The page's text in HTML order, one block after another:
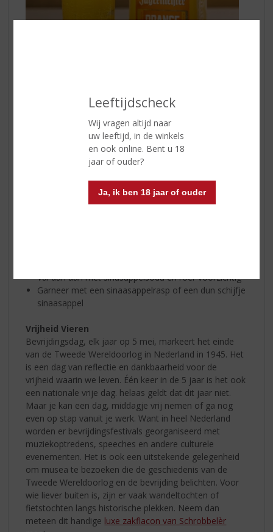
Leeftijdscheck
Wij vragen altijd naar
uw leeftijd, in de winkels
en ook online. Bent u 18
jaar of ouder?
Ja, ik ben 18 jaar of ouder
sinaasappelsoda! Een drankje dat altijd in de smaak valt.
Dit heb je nodig:
4 cl Jägermeister Orange
160 ml sinaasappelsoda
Vul dan aan met sinasappelsoda en roer voorzichtig
Garneer met een sinaasappelrasp of een dun schijfje
sinaasappel
Vrijheid Vieren
Bevrijdingsdag, elk jaar op 5 mei, markeert het einde
van de Tweede Wereldoorlog in Nederland in 1945. Het
is een dag van reflectie en dankbaarheid voor de
vrijheid waarin we leven. Één keer in de 5 jaar is het ook
een nationale vrije dag. helaas geldt dat dit jaar niet.
Maar je kan een dag, middagje vrij nemen of ga nog
even op stap vanuit je werk. Want in heel Nederland
worden er bevrijdingsfestivals georganiseerd met
muziekoptredens, speeches en andere culturele
evenementen. Het is ook een uitstekende gelegenheid
om musea te bezoeken die de geschiedenis van de
Tweede Wereldoorlog en de bevrijding belichten. Voor
wie liever buiten is, zijn er vaak wandeltochten of
fietstochten langs historische plekken. Neem dan
meteen dit handige luxe zakflacon van Schrobbelèr